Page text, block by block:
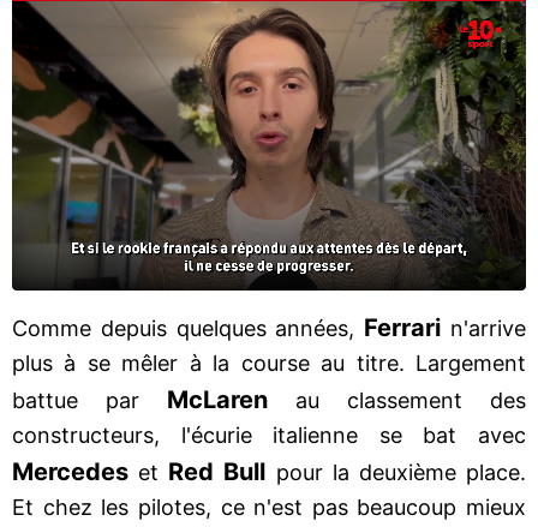
Comme depuis quelques années, Ferrari n'arrive
plus à se mêler à la course au titre. Largement
battue par McLaren
au classement des
constructeurs, l'écurie italienne se bat avec
Mercedes et Red Bull pour la deuxième place.
Et chez les pilotes, ce n'est pas beaucoup mieux